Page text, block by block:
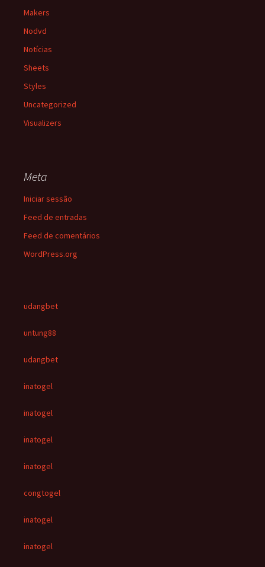
Makers
Nodvd
Notícias
Sheets
Styles
Uncategorized
Visualizers
Meta
Iniciar sessão
Feed de entradas
Feed de comentários
WordPress.org
udangbet
untung88
udangbet
inatogel
inatogel
inatogel
inatogel
congtogel
inatogel
inatogel